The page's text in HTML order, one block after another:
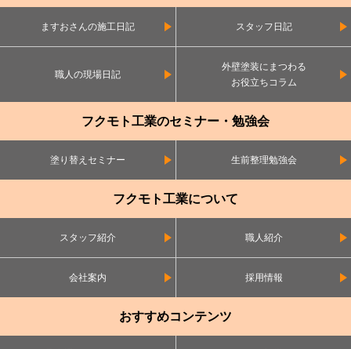
ますおさんの施工日記 スタッフ日記
職人の現場日記
外壁塗装にまつわる
お役立ちコラム
フクモト工業のセミナー・勉強会
塗り替えセミナー 生前整理勉強会
フクモト工業について
スタッフ紹介 職人紹介
会社案内 採用情報
おすすめコンテンツ